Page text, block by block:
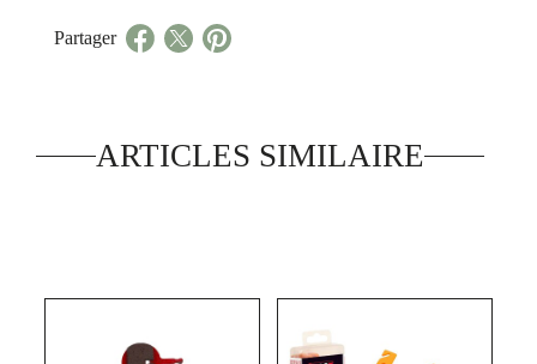
Partager
ARTICLES SIMILAIRE